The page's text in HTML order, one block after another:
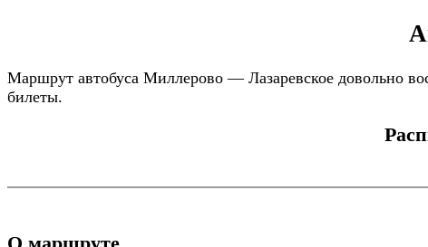
Маршрут автобуса Миллерово — Лазаревское довольно
билеты.